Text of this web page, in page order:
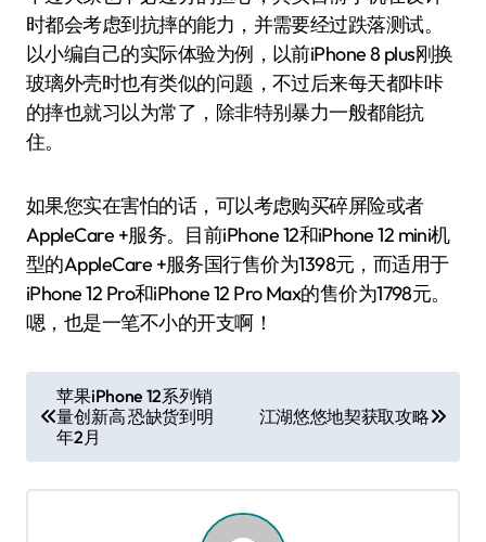
时都会考虑到抗摔的能力，并需要经过跌落测试。
以小编自己的实际体验为例，以前iPhone 8 plus刚换
玻璃外壳时也有类似的问题，不过后来每天都咔咔
的摔也就习以为常了，除非特别暴力一般都能抗
住。
如果您实在害怕的话，可以考虑购买碎屏险或者
AppleCare +服务。目前iPhone 12和iPhone 12 mini机
型的AppleCare +服务国行售价为1398元，而适用于
iPhone 12 Pro和iPhone 12 Pro Max的售价为1798元。
嗯，也是一笔不小的开支啊！
章
导
航
苹果iPhone 12系列销
量创新高 恐缺货到明
年2月
江湖悠悠地契获取攻略